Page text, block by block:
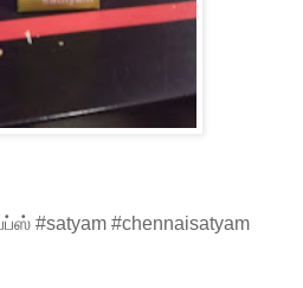
#satyam #chennaisatyam